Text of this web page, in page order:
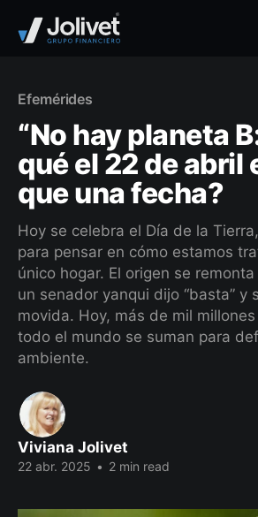
Efemérides
“No hay planeta
qué el 22 de abril
que una fecha?
Hoy se celebra el Día de la
para pensar en cómo estamos
único hogar. El origen se
un senador yanqui dijo “basta” y
movida. Hoy, más de mil
todo el mundo se suman para
ambiente.
Viviana Jolivet
22 abr. 2025 • 2 min read